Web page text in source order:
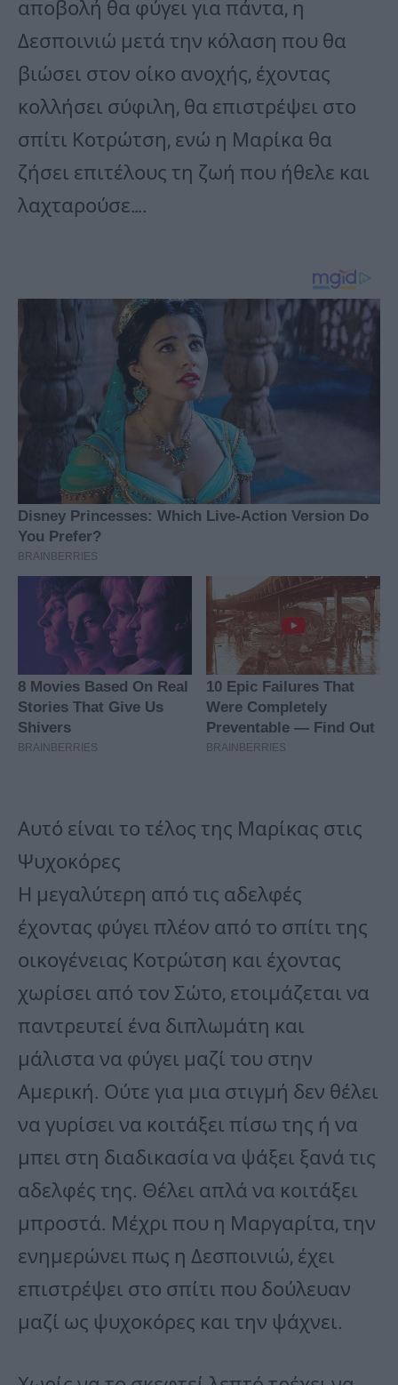
αποβολή θα φύγει για πάντα, η
Δεσποινιώ μετά την κόλαση που θα
βιώσει στον οίκο ανοχής, έχοντας
κολλήσει σύφιλη, θα επιστρέψει στο
σπίτι Κοτρώτση, ενώ η Μαρίκα θα
ζήσει επιτέλους τη ζωή που ήθελε και
λαχταρούσε….
Αυτό είναι το τέλος της Μαρίκας στις
Ψυχοκόρες
Η μεγαλύτερη από τις αδελφές
έχοντας φύγει πλέον από το σπίτι της
οικογένειας Κοτρώτση και έχοντας
χωρίσει από τον Σώτο, ετοιμάζεται να
παντρευτεί ένα διπλωμάτη και
μάλιστα να φύγει μαζί του στην
Αμερική. Ούτε για μια στιγμή δεν θέλει
να γυρίσει να κοιτάξει πίσω της ή να
μπει στη διαδικασία να ψάξει ξανά τις
αδελφές της. Θέλει απλά να κοιτάξει
μπροστά. Μέχρι που η Μαργαρίτα, την
ενημερώνει πως η Δεσποινιώ, έχει
επιστρέψει στο σπίτι που δούλευαν
μαζί ως ψυχοκόρες και την ψάχνει.